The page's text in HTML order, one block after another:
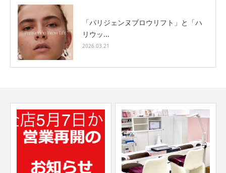
「パリジェンヌブロウリフト」と「ハ
リウッ...
2026.03.21